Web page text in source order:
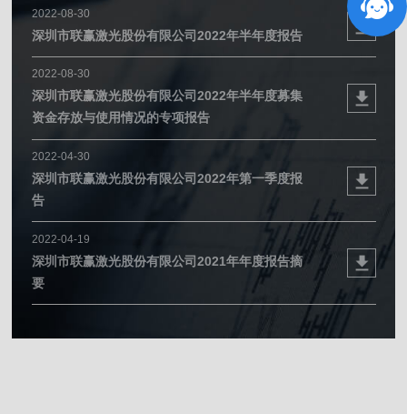
2022-08-30
深圳市联赢激光股份有限公司2022年半年度报告
2022-08-30
深圳市联赢激光股份有限公司2022年半年度募集
资金存放与使用情况的专项报告
2022-04-30
深圳市联赢激光股份有限公司2022年第一季度报
告
2022-04-19
深圳市联赢激光股份有限公司2021年年度报告摘
要
深圳市联赢激光股份有限公司2021年审计报告